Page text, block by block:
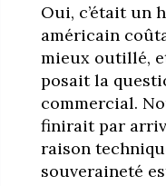
Oui, c’était un
américain
mieux outillé,
posait la
commercial.
finirait par
raison
souveraineté